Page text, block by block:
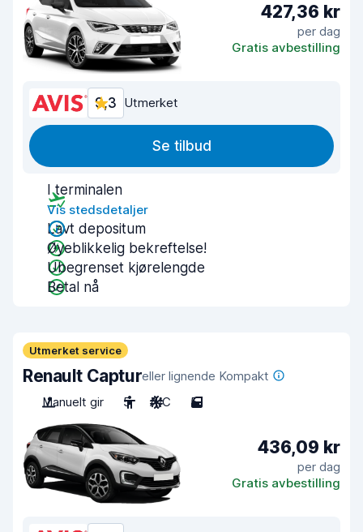
427,36 kr
per dag
Gratis avbestilling
9,3 Utmerket
Se tilbud
I terminalen
Vis stedsdetaljer
Lavt depositum
Øyeblikkelig bekreftelse!
Ubegrenset kjørelengde
Betal nå
Utmerket service
Renault Captureller lignende Kompakt
Manuelt gir
5 A/C 5
436,09 kr
per dag
Gratis avbestilling